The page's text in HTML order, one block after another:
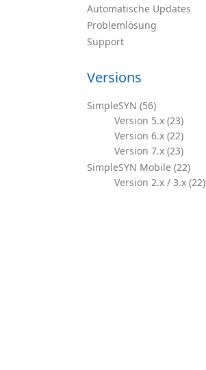
Automatische Updates
Problemlösung
Support
Versions
SimpleSYN (56)
Version 5.x (23)
Version 6.x (22)
Version 7.x (23)
SimpleSYN Mobile (22)
Version 2.x / 3.x (22)